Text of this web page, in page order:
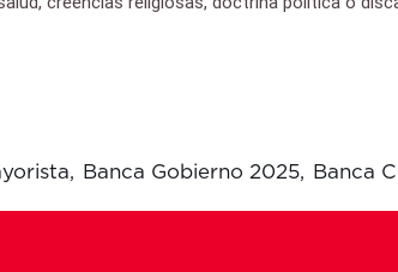
Banca Gobierno 2025, Banca